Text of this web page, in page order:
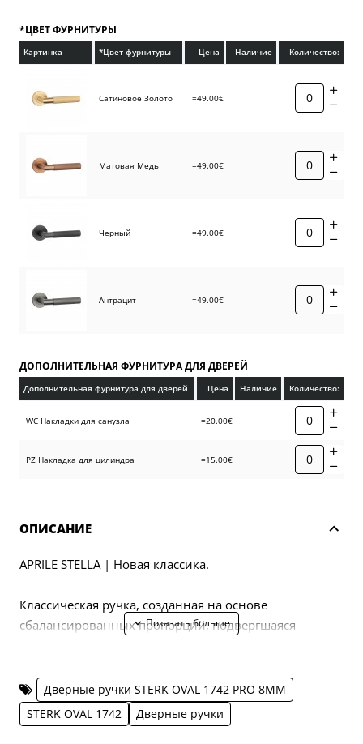
*ЦВЕТ ФУРНИТУРЫ
Картинка *Цвет фурнитуры Цена Наличие Количество:
Сатиновое Золото =49.00€
Матовая Медь =49.00€
Черный =49.00€
Антрацит =49.00€
ДОПОЛНИТЕЛЬНАЯ ФУРНИТУРА ДЛЯ ДВЕРЕЙ
Дополнительная фурнитура для дверей Цена Наличие Количество:
WC Накладки для санузла =20.00€
PZ Накладка для цилиндра =15.00€
ОПИСАНИЕ
APRILE STELLA | Новая классика.
Классическая ручка, созданная на основе
сбалансированных пропорций, подвергшаяся
поверхность феноменально принимает и отражает
свет.
Дверные ручки STERK OVAL 1742 PRO 8MM
STERK OVAL 1742
Дверные ручки